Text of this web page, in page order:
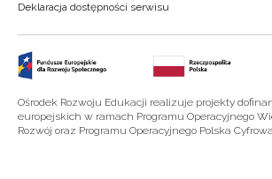
Deklaracja dostępności serwisu
Ośrodek Rozwoju Edukacji realizuje projekty
europejskich w ramach Programu Operacyjnego
Rozwój oraz Programu Operacyjnego Polska Cyfrowa